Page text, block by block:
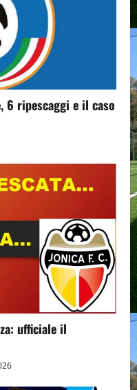
6 ripescaggi e il caso
ufficiale il